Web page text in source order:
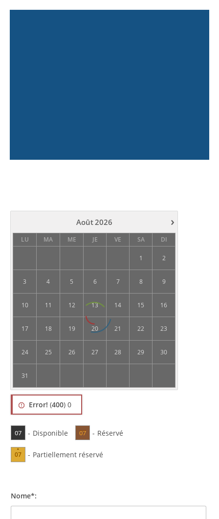
›
Août2026
LU MA ME JE VE SA DI
1 2
3 4 5 6 7 8 9
10 11 12 13 14 15 16
17 18 19 20 21 22 23
24 25 26 27 28 29 30
31
Error! (400) 0
07 - Disponible 07 - Réservé
·
07 - Partiellement réservé
Nome*: